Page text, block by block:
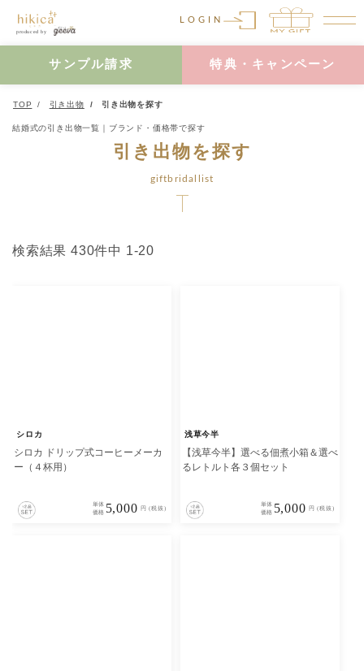
LOGIN
サンプル請求 特典・キャンペーン
TOP 引き出物 引き出物を探す
結婚式の引き出物一覧｜ブランド・価格帯で探す
引き出物を探す
giftbridallist
検索結果 430件中 1-20
シロカ
シロカ ドリップ式コーヒーメーカ
ー（４杯用）
単体
価格 5,000 円 (税抜)
浅草今半
【浅草今半】選べる佃煮小箱＆選べ
るレトルト各３個セット
単体
価格 5,000 円 (税抜)